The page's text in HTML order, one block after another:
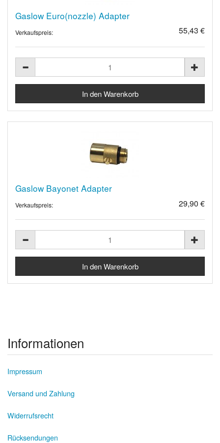
Gaslow Euro(nozzle) Adapter
Verkaufspreis: 55,43 €
Gaslow Bayonet Adapter
Verkaufspreis: 29,90 €
Informationen
Impressum
Versand und Zahlung
Widerrufsrecht
Rücksendungen